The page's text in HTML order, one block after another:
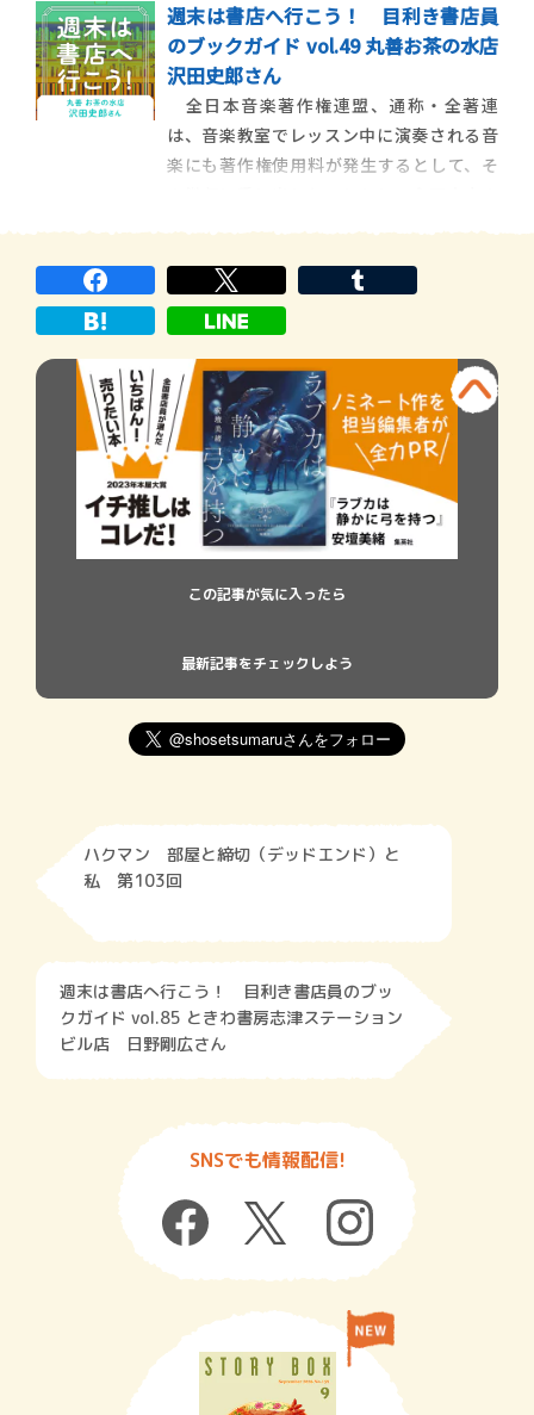
うが、どれもかなりシンプルで、それゆえ
に肯定的なニュアンスが強い。学生時代、
大教室の授業で初めて短編小説を提出した
時に返していただいたコメントも、そうい
う感じの言葉だった
週末は書店へ行こう！ 目利き書店員
のブックガイド vol.49 丸善お茶の水店
沢田史郎さん
全日本音楽著作権連盟、通称・全著連
は、音楽教室でレッスン中に演奏される音
楽にも著作権使用料が発生するとして、そ
たらない」として、提訴する構えを見せ
る。という枠組みは、モデルになった裁判
この記事が気に入ったら
最新記事をチェックしよう
ハクマン 部屋と締切（デッドエンド）と
私 第103回
週末は書店へ行こう！ 目利き書店員のブッ
クガイド vol.85 ときわ書房志津ステーション
ビル店 日野剛広さん
SNSでも情報配信!